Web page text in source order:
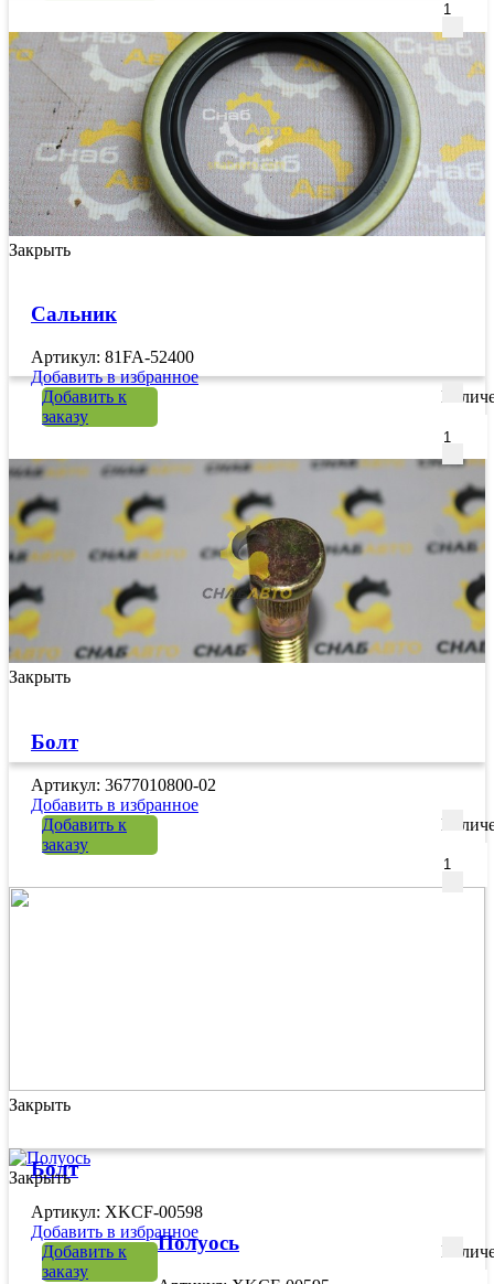
Закрыть
Сальник
Артикул: 81FA-52400
Добавить в избранное
Добавить к
заказу
Закрыть
Болт
Артикул: 3677010800-02
Добавить в избранное
Добавить к
заказу
Закрыть
Болт
Артикул: XKCF-00598
Добавить в избранное
Добавить к
заказу
Закрыть
Полуось